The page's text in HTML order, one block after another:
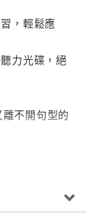
，輕鬆應
力光碟，絕
不開句型的
N5文法、句
法重點整理、